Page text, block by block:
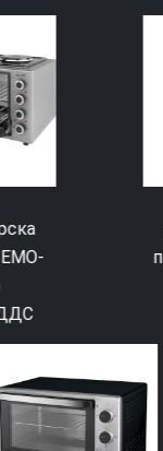
4408 Готварска
печка ELITE FSVC-
309.00 € с ДДС